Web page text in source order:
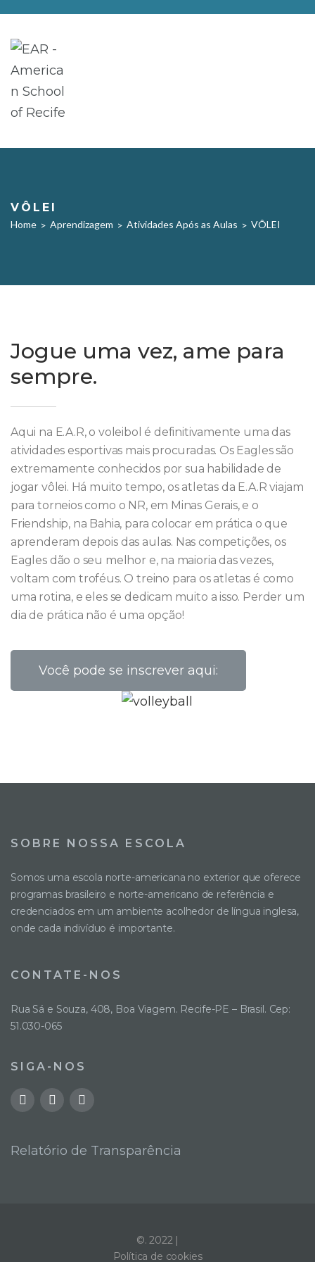
VÔLEI
Home > Aprendizagem > Atividades Após as Aulas > VÔLEI
Jogue uma vez, ame para
sempre.
Aqui na E.A.R, o voleibol é definitivamente uma das
atividades esportivas mais procuradas. Os Eagles são
extremamente conhecidos por sua habilidade de
jogar vôlei. Há muito tempo, os atletas da E.A.R viajam
para torneios como o NR, em Minas Gerais, e o
Friendship, na Bahia, para colocar em prática o que
aprenderam depois das aulas. Nas competições, os
Eagles dão o seu melhor e, na maioria das vezes,
voltam com troféus. O treino para os atletas é como
uma rotina, e eles se dedicam muito a isso. Perder um
dia de prática não é uma opção!
Você pode se inscrever aqui:
SOBRE NOSSA ESCOLA
Somos uma escola norte-americana no exterior que oferece
programas brasileiro e norte-americano de referência e
credenciados em um ambiente acolhedor de língua inglesa,
onde cada indivíduo é importante.
CONTATE-NOS
Rua Sá e Souza, 408, Boa Viagem. Recife-PE – Brasil. Cep:
51.030-065
SIGA-NOS
Relatório de Transparência
©. 2022 |
Política de cookies